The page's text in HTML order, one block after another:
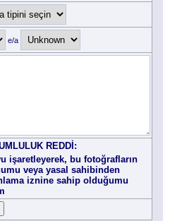
e/a
REDDİ:
işaretleyerek, bu fotoğrafların
veya yasal sahibinden
iznine sahip olduğumu